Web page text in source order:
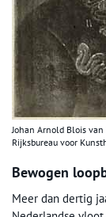
Johan Arnold Blois
Rijksbureau voor
Bewogen
Meer dan dertig